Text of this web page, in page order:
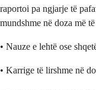
raportoi pa ngjarje të
mundshme në doza më
• Nauze e lehtë ose
• Karrige të lirshme në